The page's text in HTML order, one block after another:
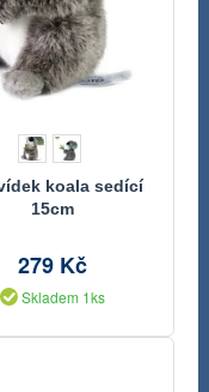
koala sedící
15cm
279 Kč
Skladem 1ks